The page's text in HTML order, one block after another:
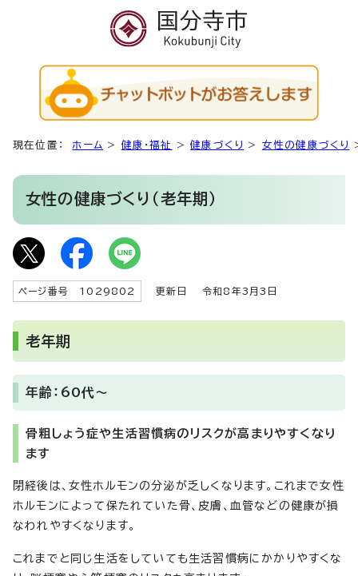
現在位置： ホーム > 健康・福祉 >健康づくり > 女性の健康づくり
女性の健康づくり（老年期）
ページ番号 1029802 更新日 令和8年3月3日
老年期
年齢：60代～
骨粗しょう症や生活習慣病のリスクが高まりやすくなり
ます
閉経後は、女性ホルモンの分泌が乏しくなります。これまで女性
ホルモンによって保たれていた骨、皮膚、血管などの健康が損
なわれやすくなります。
これまでと同じ生活をしていても生活習慣病にかかりやすくな